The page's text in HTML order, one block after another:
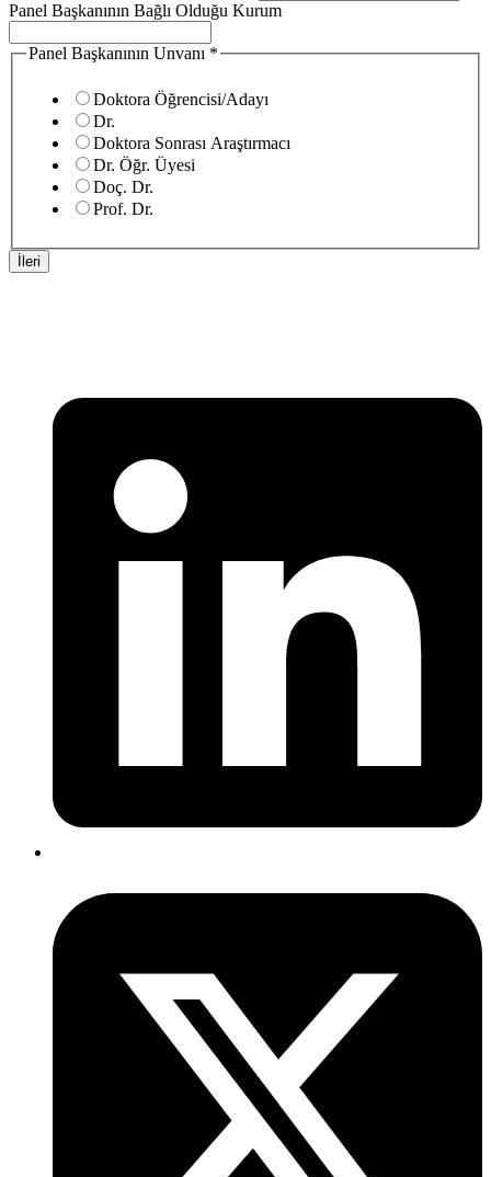
Panel Başkanının Bağlı Olduğu Kurum
Panel Başkanının Unvanı *
Doktora Öğrencisi/Adayı
Dr.
Doktora Sonrası Araştırmacı
Dr. Öğr. Üyesi
Doç. Dr.
Prof. Dr.
İleri